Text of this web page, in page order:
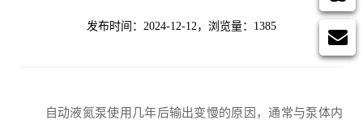
发布时间：2024-12-12，浏览量：1385
自动液氮泵使用几年后输出变慢的原因，通常与泵体内